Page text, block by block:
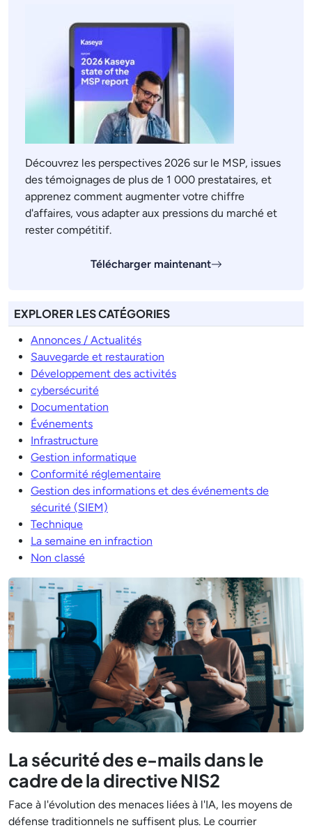
Découvrez les perspectives 2026 sur le MSP, issues
des témoignages de plus de 1 000 prestataires, et
apprenez comment augmenter votre chiffre
d'affaires, vous adapter aux pressions du marché et
rester compétitif.
Télécharger maintenant
EXPLORER LES CATÉGORIES
Annonces / Actualités
Sauvegarde et restauration
Développement des activités
cybersécurité
Documentation
Événements
Infrastructure
Gestion informatique
Conformité réglementaire
Gestion des informations et des événements de
sécurité (SIEM)
Technique
La semaine en infraction
Non classé
La sécurité des e-mails dans le
cadre de la directive NIS2
Face à l'évolution des menaces liées à l'IA, les moyens de
défense traditionnels ne suffisent plus. Le courrier